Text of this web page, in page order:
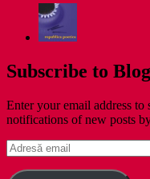
Subscribe to
Enter your email address to
notifications of new posts
Adresă
email